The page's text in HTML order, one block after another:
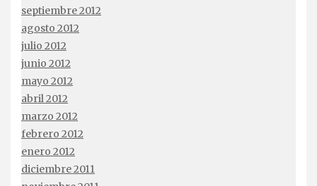
septiembre 2012
agosto 2012
julio 2012
junio 2012
mayo 2012
abril 2012
marzo 2012
febrero 2012
enero 2012
diciembre 2011